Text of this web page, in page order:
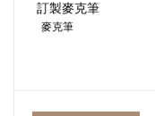
訂製麥克筆
麥克筆